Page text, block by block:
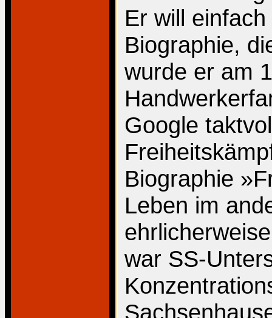
Er will
Biographie,
wurde er am
Google
Biographie
Leben im
war SS-